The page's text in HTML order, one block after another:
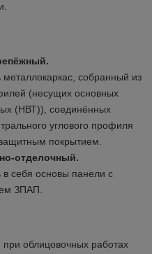
собранный из
(несущих основных
(НВТ)), соединённых
углового профиля
покрытием.
отделочный.
себя основы панели с
ЗПАП.
облицовочных работах